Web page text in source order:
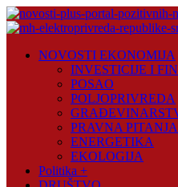
Skip
to
Plus
NOVOSTI EKONOMIJA
INVESTICIJE I
POSAO
POLJOPRIVREDA
PRAVNA PITANJA
ENERGETIKA
EKOLOGIJA
Politika +